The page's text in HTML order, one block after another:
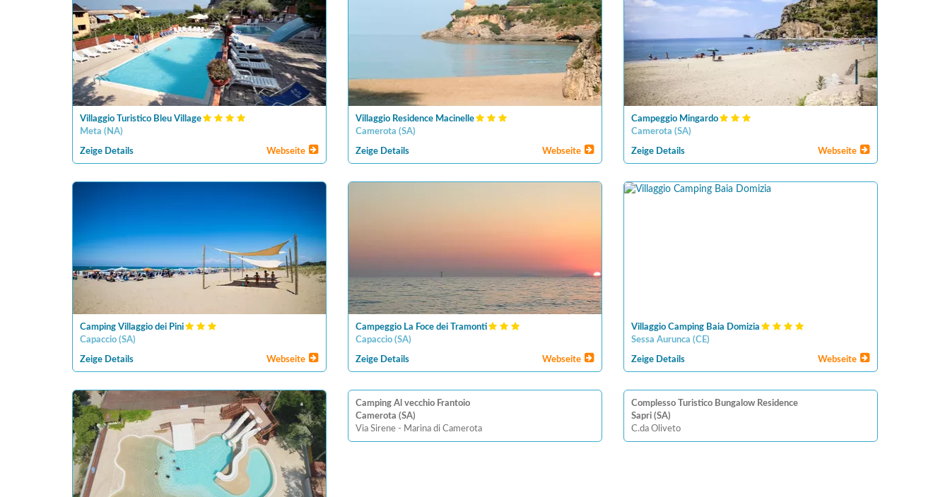
Villaggio Turistico Bleu Village
Meta ( NA)
Zeige Details Webseite
Villaggio Residence Macinelle
Camerota (SA)
Zeige Details Webseite
Campeggio Mingardo
Camerota (SA)
Zeige Details Webseite
Camping Villaggio dei Pini
Capaccio (SA)
Zeige Details Webseite
Campeggio La Foce dei Tramonti
Capaccio (SA)
Zeige Details Webseite
Villaggio Camping Baia Domizia
Sessa Aurunca (CE)
Zeige Details Webseite
Camping Al vecchio Frantoio
Camerota (SA)
Via Sirene - Marina di Camerota
Complesso Turistico Bungalow Residence
Sapri (SA)
C.da Oliveto